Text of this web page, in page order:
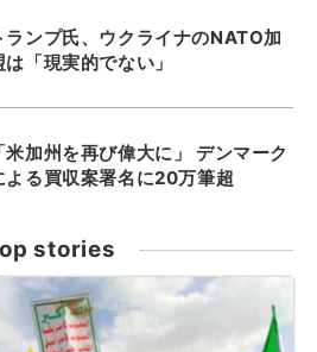
ランプ氏、ウクライナのNATO加
は「現実的でない」
「米加州を再び偉大に」 デンマーク
よる買収案署名に20万筆超
stories